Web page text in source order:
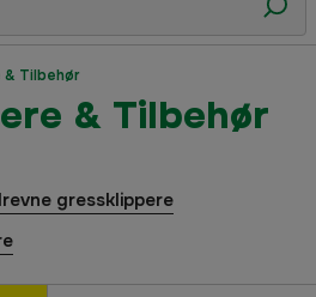
& Tilbehør
& Tilbehør
gressklippere